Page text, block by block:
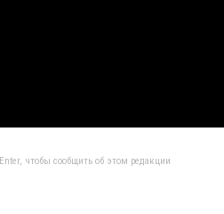
чтобы сообщить об этом редакции